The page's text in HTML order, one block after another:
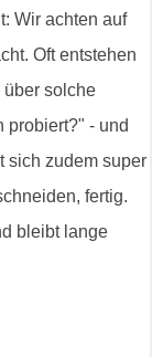
Wir achten auf
Oft entstehen
über solche
probiert?" - und
sich zudem super
fertig.
bleibt lange